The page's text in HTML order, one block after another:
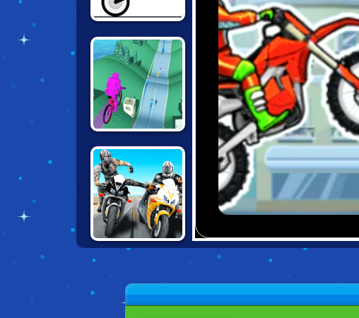
FREE RIDER
BIKES HILL
MOTO BIKE
MASTER